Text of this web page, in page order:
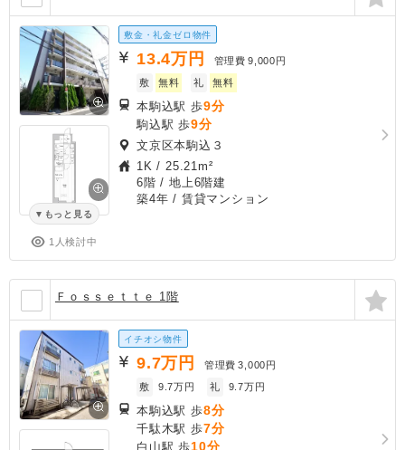
もっと見る
1人検討中
敷金・礼金ゼロ物件
13.4万円 管理費 9,000円
敷
無料 礼 無料
本駒込駅 歩9分
駒込駅 歩9分
文京区本駒込３
1K / 25.21m²
6階 / 地上6階建
築4年 / 賃貸マンション
Ｆｏｓｓｅｔｔｅ 1階
イチオシ物件
9.7万円 管理費 3,000円
敷
9.7万円 礼 9.7万円
本駒込駅 歩8分
千駄木駅 歩7分
白山駅 歩10分